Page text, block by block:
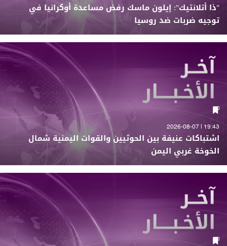
"ذا أتلانتيك": إيلون ماسك رفض مساعدة أوكرانيا في
توجيه ضربات ضد روسيا
19:43 | 2026-08-07
اشتباكات عنيفة بين الحوثيين والقوات اليمنية شمال
الخوخة غربي اليمن